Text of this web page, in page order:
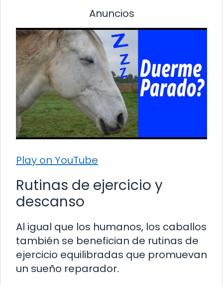
Anuncios
Play on YouTube
Rutinas de ejercicio y
descanso
Al igual que los humanos, los caballos
también se benefician de rutinas de
ejercicio equilibradas que promuevan
un sueño reparador.